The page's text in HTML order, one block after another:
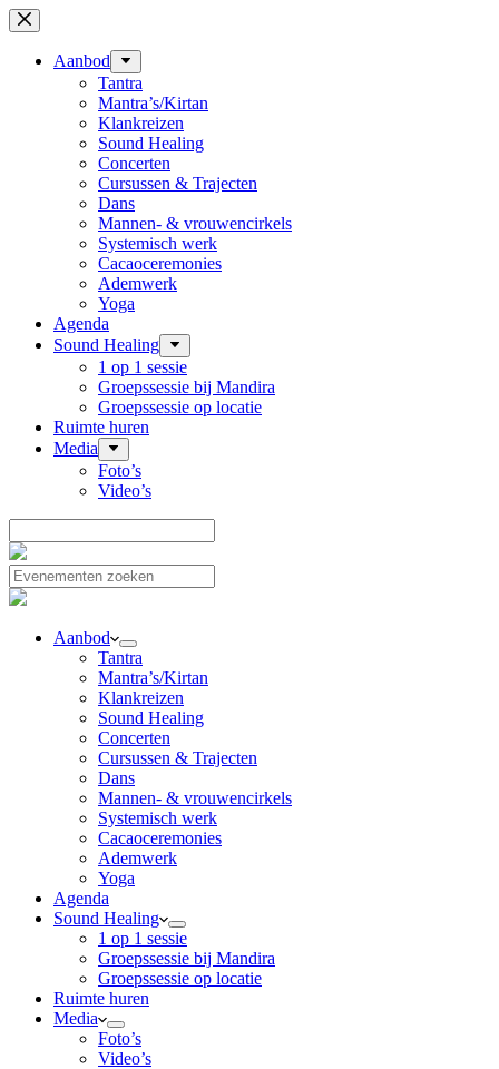
Ga
naar
Aanbod
Tantra
Mantra’s/Kirtan
Klankreizen
Sound Healing
Concerten
Cursussen & Trajecten
Dans
Mannen- & vrouwencirkels
Systemisch werk
Cacaoceremonies
Ademwerk
Yoga
Agenda
Sound Healing
1 op 1 sessie
Groepssessie bij Mandira
Groepssessie op locatie
Ruimte huren
Media
Foto’s
Video’s
Aanbod
Tantra
Mantra’s/Kirtan
Klankreizen
Sound Healing
Concerten
Cursussen & Trajecten
Dans
Mannen- & vrouwencirkels
Systemisch werk
Cacaoceremonies
Ademwerk
Yoga
Agenda
Sound Healing
1 op 1 sessie
Groepssessie bij Mandira
Groepssessie op locatie
Ruimte huren
Media
Foto’s
Video’s